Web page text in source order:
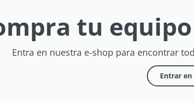
tu
Entra en nuestra e-shop para encontrar
Entrar en